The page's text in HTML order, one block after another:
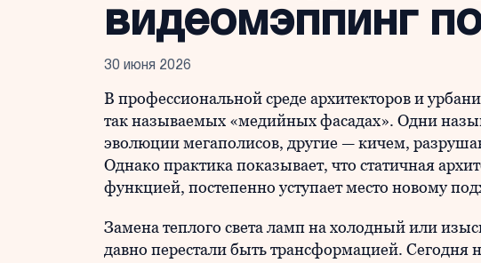
видеомэппинг
30 июня 2026
В профессиональной среде архитекторов и
так называемых «медийных фасадах». Одни
эволюции мегаполисов, другие — кичем,
Однако практика показывает, что статичная
функцией, постепенно уступает место новому
Замена теплого света ламп на холодный или
давно перестали быть трансформацией. Сегодня